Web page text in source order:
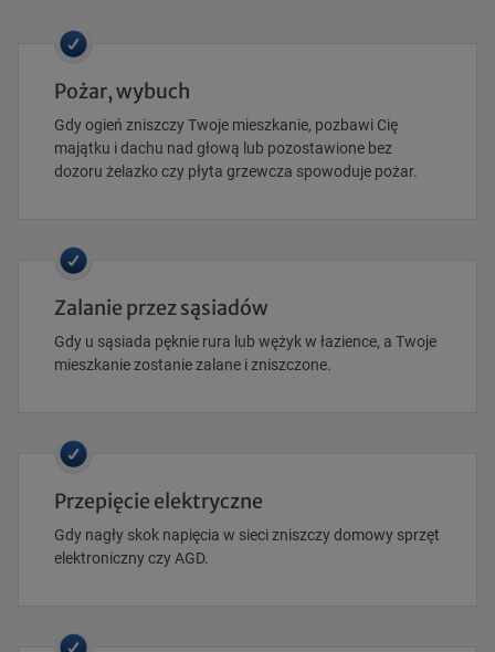
Pożar, wybuch
Gdy ogień zniszczy Twoje mieszkanie, pozbawi Cię
majątku i dachu nad głową lub pozostawione bez
dozoru żelazko czy płyta grzewcza spowoduje pożar.
Zalanie przez sąsiadów
Gdy u sąsiada pęknie rura lub wężyk w łazience, a Twoje
mieszkanie zostanie zalane i zniszczone.
Przepięcie elektryczne
Gdy nagły skok napięcia w sieci zniszczy domowy sprzęt
elektroniczny czy AGD.